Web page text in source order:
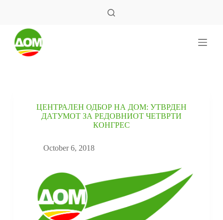
ЦЕНТРАЛЕН ОДБОР НА ДОМ: УТВРДЕН
ДАТУМОТ ЗА РЕДОВНИОТ ЧЕТВРТИ
КОНГРЕС
October 6, 2018